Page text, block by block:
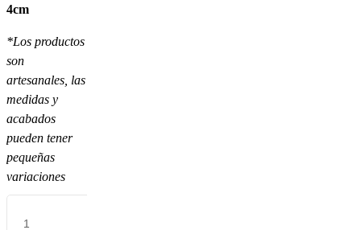
4cm
*Los productos
son
artesanales, las
medidas y
acabados
pueden tener
pequeñas
variaciones
Mariposas